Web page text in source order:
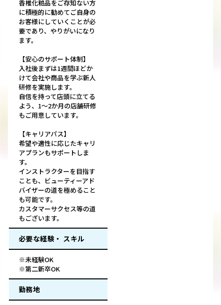
香椎化粧品をご存知ない方
に積極的に勧めてご自身の
お客様にしていくことが必
要であり、やりがいになり
ます。
【安心のサポート体制】
入社後まずは1週間ほどか
けて会社や商品を学ぶ新人
研修を実施します。
自信を持って店頭に立てる
よう、1～2か月の店舗研修
もご用意しています。
【キャリアパス】
希望や適性に応じたキャリ
アプランもサポートしま
す。
インストラクターを目指す
ことも、ビューティーアド
バイザーの道を極めること
も可能です。
カスタマーサクセス等の道
もございます。
必要な経験・ スキル
※未経験OK
※第二新卒OK
勤務地